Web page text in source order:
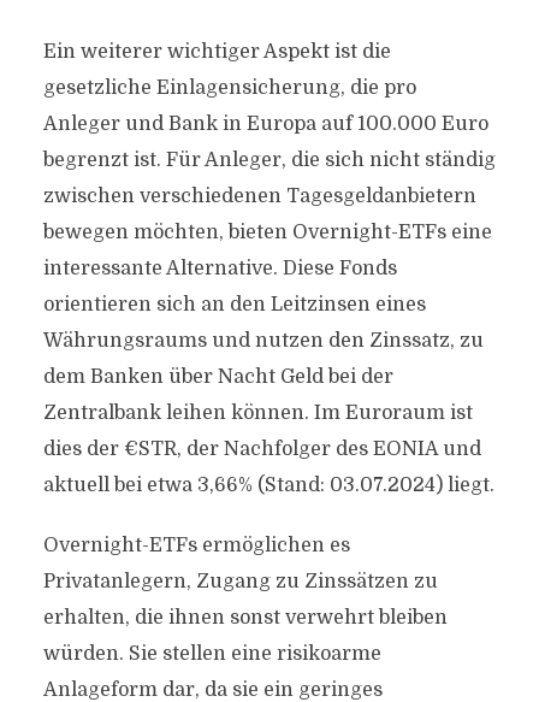
Ein weiterer wichtiger Aspekt ist die
gesetzliche Einlagensicherung, die pro
Anleger und Bank in Europa auf 100.000 Euro
begrenzt ist. Für Anleger, die sich nicht ständig
zwischen verschiedenen Tagesgeldanbietern
bewegen möchten, bieten Overnight-ETFs eine
interessante Alternative. Diese Fonds
orientieren sich an den Leitzinsen eines
Währungsraums und nutzen den Zinssatz, zu
dem Banken über Nacht Geld bei der
Zentralbank leihen können. Im Euroraum ist
dies der €STR, der Nachfolger des EONIA und
aktuell bei etwa 3,66% (Stand: 03.07.2024) liegt.
Overnight-ETFs ermöglichen es
Privatanlegern, Zugang zu Zinssätzen zu
erhalten, die ihnen sonst verwehrt bleiben
würden. Sie stellen eine risikoarme
Anlageform dar, da sie ein geringes